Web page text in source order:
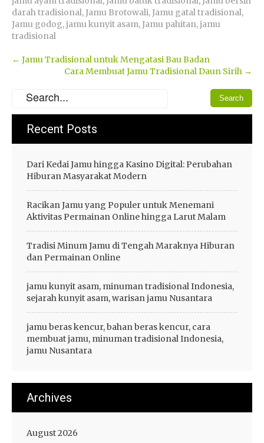
darah tradisional,Jamu Brotowali,Jamu gatal tradisional,
Jamu godog,jamu kunyit asam,Jamu pahitan,jamu
tradisional
Post
← Jamu Tradisional untuk Mengatasi Bau Badan
Cara Membuat Jamu Tradisional Daun Sirih →
Recent Posts
Dari Kedai Jamu hingga Kasino Digital: Perubahan
Hiburan Masyarakat Modern
Racikan Jamu yang Populer untuk Menemani
Aktivitas Permainan Online hingga Larut Malam
Tradisi Minum Jamu di Tengah Maraknya Hiburan
dan Permainan Online
jamu kunyit asam, minuman tradisional Indonesia,
sejarah kunyit asam, warisan jamu Nusantara
jamu beras kencur, bahan beras kencur, cara
membuat jamu, minuman tradisional Indonesia,
jamu Nusantara
Archives
August 2026